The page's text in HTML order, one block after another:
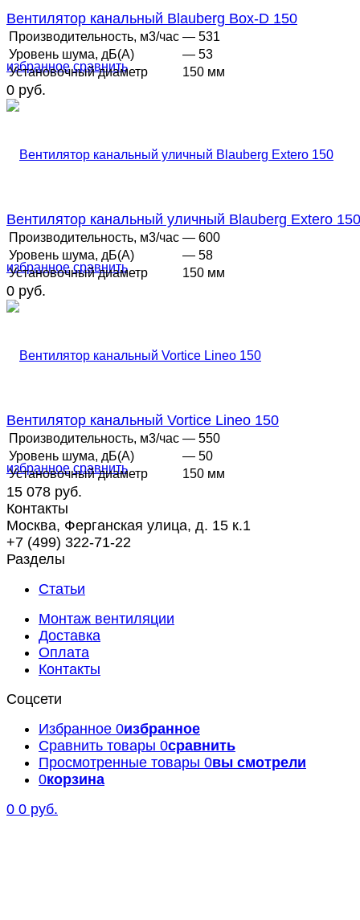
избранное сравнить
Вентилятор канальный Blauberg Box-D 150
Производительность, м3/час — 531
Уровень шума, дБ(А)
— 53
Установочный диаметр
150 мм
0 руб.
избранное сравнить
Вентилятор канальный уличный Blauberg Extero 150
Производительность, м3/час — 600
Уровень шума, дБ(А)
— 58
Установочный диаметр
150 мм
0 руб.
избранное сравнить
Вентилятор канальный Vortice Lineo 150
Производительность, м3/час — 550
Уровень шума, дБ(А)
— 50
Установочный диаметр
150 мм
15 078 руб.
Контакты
Москва, Ферганская улица, д. 15 к.1
+7 (499) 322-71-22
Разделы
Статьи
Монтаж вентиляции
Доставка
Оплата
Контакты
Соцсети
Избранное 0избранное
Сравнить товары 0сравнить
Просмотренные товары 0вы смотрели
0корзина
0 0 руб.